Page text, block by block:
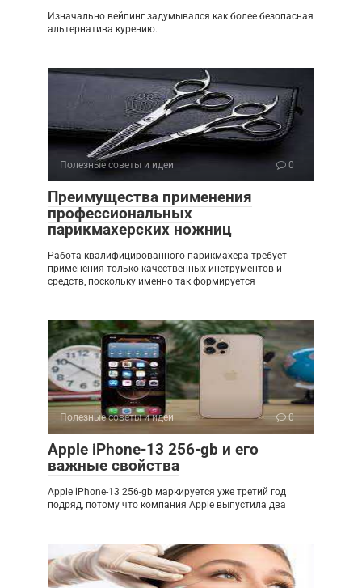
Изначально вейпинг задумывался как более безопасная
альтернатива курению.
Полезные советы и идеи 0
Преимущества применения
профессиональных
парикмахерских ножниц
Работа квалифицированного парикмахера требует
применения только качественных инструментов и
средств, поскольку именно так формируется
Полезные советы и идеи 0
Apple iPhone-13 256-gb и его
важные свойства
Apple iPhone-13 256-gb маркируется уже третий год
подряд, потому что компания Apple выпустила два